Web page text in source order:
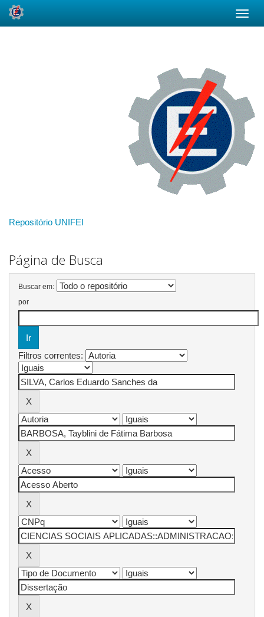
Repositório UNIFEI
Página de Busca
Buscar em:
por
Filtros correntes: